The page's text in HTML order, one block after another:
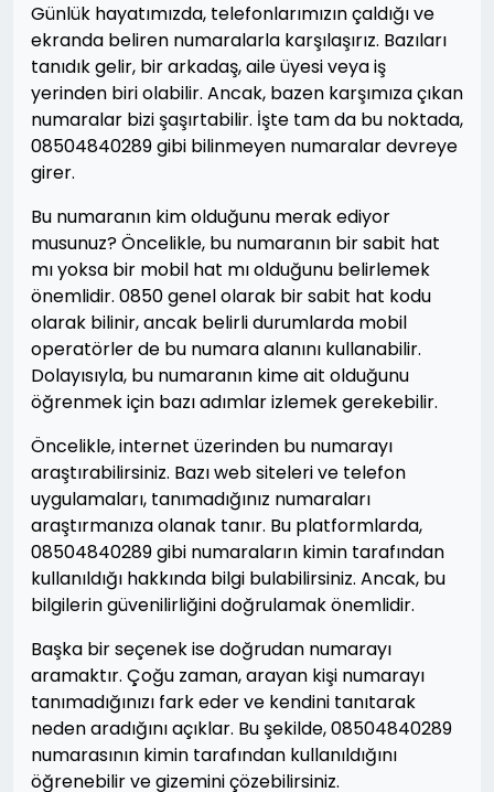
Günlük hayatımızda, telefonlarımızın çaldığı ve
ekranda beliren numaralarla karşılaşırız. Bazıları
tanıdık gelir, bir arkadaş, aile üyesi veya iş
yerinden biri olabilir. Ancak, bazen karşımıza çıkan
numaralar bizi şaşırtabilir. İşte tam da bu noktada,
08504840289 gibi bilinmeyen numaralar devreye
girer.
Bu numaranın kim olduğunu merak ediyor
musunuz? Öncelikle, bu numaranın bir sabit hat
mı yoksa bir mobil hat mı olduğunu belirlemek
önemlidir. 0850 genel olarak bir sabit hat kodu
olarak bilinir, ancak belirli durumlarda mobil
operatörler de bu numara alanını kullanabilir.
Dolayısıyla, bu numaranın kime ait olduğunu
öğrenmek için bazı adımlar izlemek gerekebilir.
Öncelikle, internet üzerinden bu numarayı
araştırabilirsiniz. Bazı web siteleri ve telefon
uygulamaları, tanımadığınız numaraları
araştırmanıza olanak tanır. Bu platformlarda,
08504840289 gibi numaraların kimin tarafından
kullanıldığı hakkında bilgi bulabilirsiniz. Ancak, bu
bilgilerin güvenilirliğini doğrulamak önemlidir.
Başka bir seçenek ise doğrudan numarayı
aramaktır. Çoğu zaman, arayan kişi numarayı
tanımadığınızı fark eder ve kendini tanıtarak
neden aradığını açıklar. Bu şekilde, 08504840289
numarasının kimin tarafından kullanıldığını
öğrenebilir ve gizemini çözebilirsiniz.